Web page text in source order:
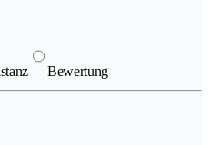
Bewertung